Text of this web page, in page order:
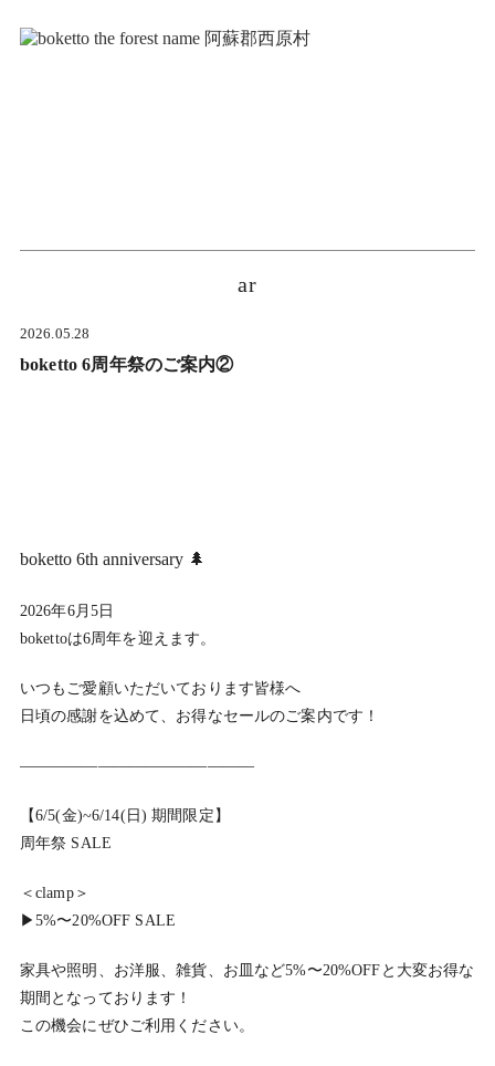
ar
2026.05.28
boketto 6周年祭のご案内②
boketto 6th anniversary 🌲
2026年6月5日
bokettoは6周年を迎えます。
いつもご愛顧いただいております皆様へ
日頃の感謝を込めて、お得なセールのご案内です！
———————————————
【6/5(金)~6/14(日) 期間限定】
周年祭 SALE
＜clamp＞
▶︎5%〜20%OFF SALE
家具や照明、お洋服、雑貨、お皿など5%〜20%OFFと大変お得な
期間となっております！
この機会にぜひご利用ください。